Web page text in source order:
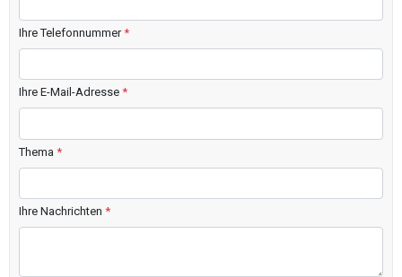
Ihre Telefonnummer*
Ihre E-Mail-Adresse *
Thema *
Ihre Nachrichten *